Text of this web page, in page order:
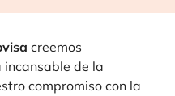
creemos
de la
compromiso con la